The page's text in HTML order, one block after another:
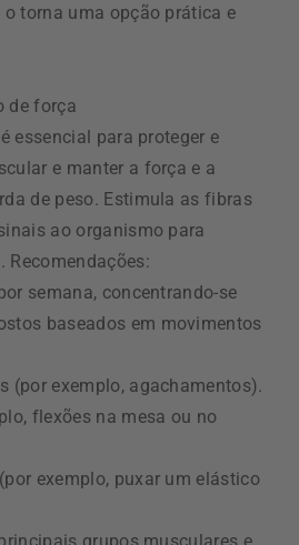
o torna uma opção prática e
de força
essencial para proteger e
e manter a força e a
de peso. Estimula as fibras
ao organismo para
Recomendações:
semana, concentrando-se
baseados em movimentos
(por exemplo, agachamentos).
flexões na mesa ou no
exemplo, puxar um elástico